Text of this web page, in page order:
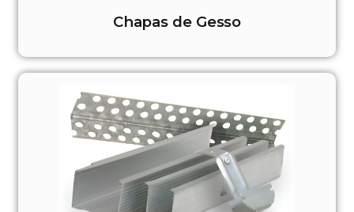
Chapas de Gesso